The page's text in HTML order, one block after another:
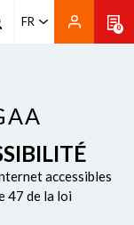
FR 0
accessibles
47 de la loi